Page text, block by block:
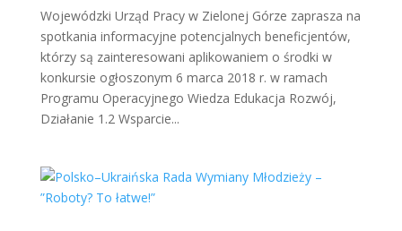
Wojewódzki Urząd Pracy w Zielonej Górze zaprasza na
spotkania informacyjne potencjalnych beneficjentów,
którzy są zainteresowani aplikowaniem o środki w
konkursie ogłoszonym 6 marca 2018 r. w ramach
Programu Operacyjnego Wiedza Edukacja Rozwój,
Działanie 1.2 Wsparcie...